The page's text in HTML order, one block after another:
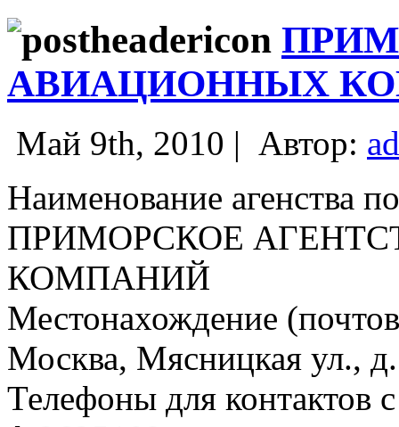
АВИАЦИОННЫХ
Май 9th, 2010 | Автор:
Наименование агенства
ПРИМОРСКОЕ
КОМПАНИЙ
Местонахождение
Москва, Мясницкая ул.,
Телефоны для контактов